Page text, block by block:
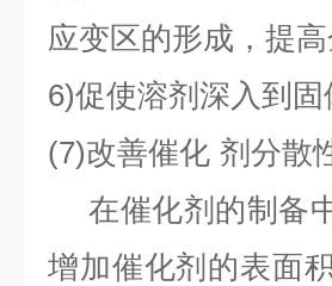
应变区的形成，提
6)促使溶剂深入到
(7)改善催化 剂分散
在催化剂的制备
增加催化剂的表面